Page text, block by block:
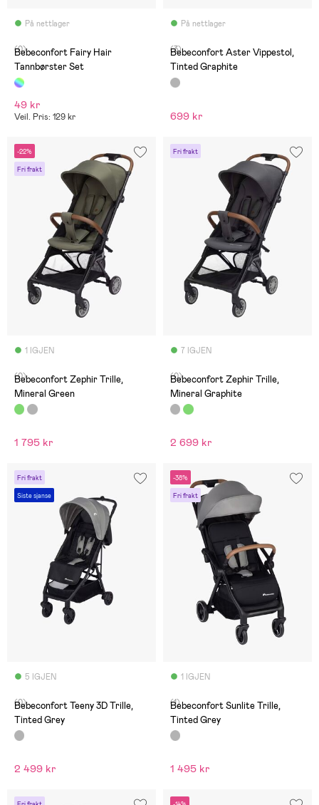
På nettlager
(0)
Bebeconfort Fairy Hair
Tannbørster Set
49 kr
Veil. Pris: 129 kr
På nettlager
(3)
Bebeconfort Aster Vippestol,
Tinted Graphite
699 kr
-22%
Fri frakt
1 IGJEN
(0)
Bebeconfort Zephir Trille,
Mineral Green
1 795 kr
Fri frakt
7 IGJEN
(0)
Bebeconfort Zephir Trille,
Mineral Graphite
2 699 kr
Fri frakt
Siste sjanse
5 IGJEN
(0)
Bebeconfort Teeny 3D Trille,
Tinted Grey
2 499 kr
-38%
Fri frakt
1 IGJEN
(1)
Bebeconfort Sunlite Trille,
Tinted Grey
1 495 kr